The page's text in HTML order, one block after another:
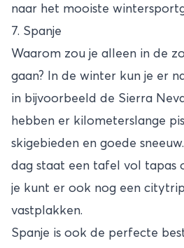
naar het mooiste
7. Spanje
Waarom zou je alleen in de
gaan? In de winter kun je er
in bijvoorbeeld de Sierra
hebben er kilometerslange
skigebieden en goede
dag staat een tafel vol tapas
je kunt er ook nog een
vastplakken.
Spanje is ook de perfecte